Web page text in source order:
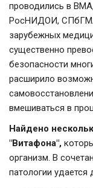
проводились в
РосНИДОИ,
зарубежных
существенно
безопасности
расширило
вмешиваться в
Найдено
"Витафона",
организм. В
патологии